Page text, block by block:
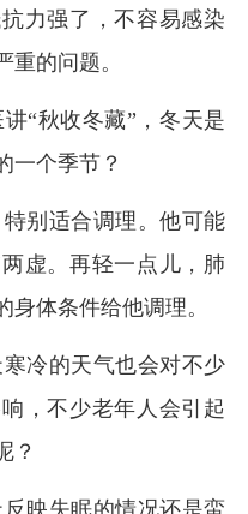
力强了，不容易感染
的问题。
“秋收冬藏”，冬天是
一个季节？
特别适合调理。他可能
虚。再轻一点儿，肺
体条件给他调理。
寒冷的天气也会对不少
，不少老年人会引起
？
反映失眠的情况还是蛮